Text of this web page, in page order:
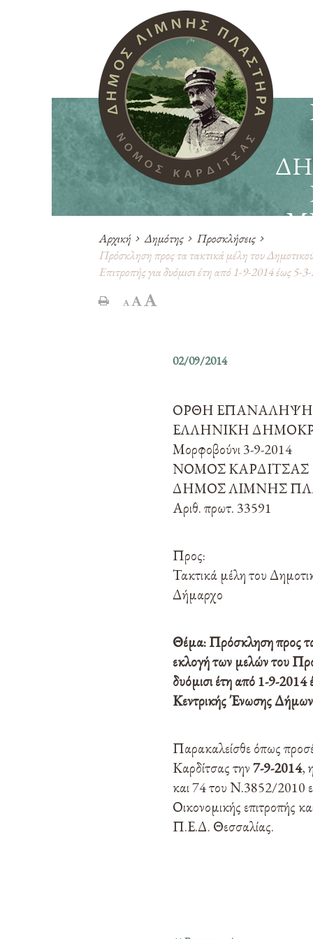
Αρχική Δημότης
Προσκλήσεις
Πρόσκληση προς τα τακτικά μέλη του
Επιτροπής για δυόμισι έτη από 1-9-2014 έως
02/09/2014
ΟΡΘΗ ΕΠΑΝΑΛΗΨΗ
ΕΛΛΗΝΙΚΗ
Μορφοβούνι 3-9-2014
ΝΟΜΟΣ ΚΑΡΔΙΤΣΑΣ
ΔΗΜΟΣ ΛΙΜΝΗΣ
Αριθ. πρωτ. 33591
Προς:
Τακτικά μέλη του
Δήμαρχο
Θέμα: Πρόσκληση προς
εκλογή των μελών του
δυόμισι έτη από 1-9-
Κεντρικής Ένωσης Δήμων
Παρακαλείσθε όπως
Καρδίτσας την7-9-2014,
και 74 του Ν.3852/2010
Οικονομικής επιτροπής
Π.Ε.Δ. Θεσσαλίας.